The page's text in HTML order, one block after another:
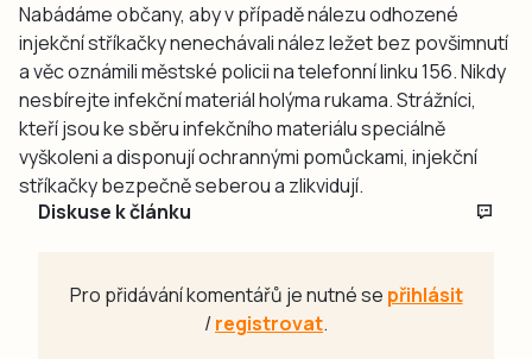
Nabádáme občany, aby v případě nálezu odhozené
injekční stříkačky nenechávali nález ležet bez povšimnutí
a věc oznámili městské policii na telefonní linku 156. Nikdy
nesbírejte infekční materiál holýma rukama. Strážníci,
kteří jsou ke sběru infekčního materiálu speciálně
vyškoleni a disponují ochrannými pomůckami, injekční
stříkačky bezpečně seberou a zlikvidují.
Diskuse k článku
Pro přidávání komentářů je nutné se přihlásit
/registrovat.